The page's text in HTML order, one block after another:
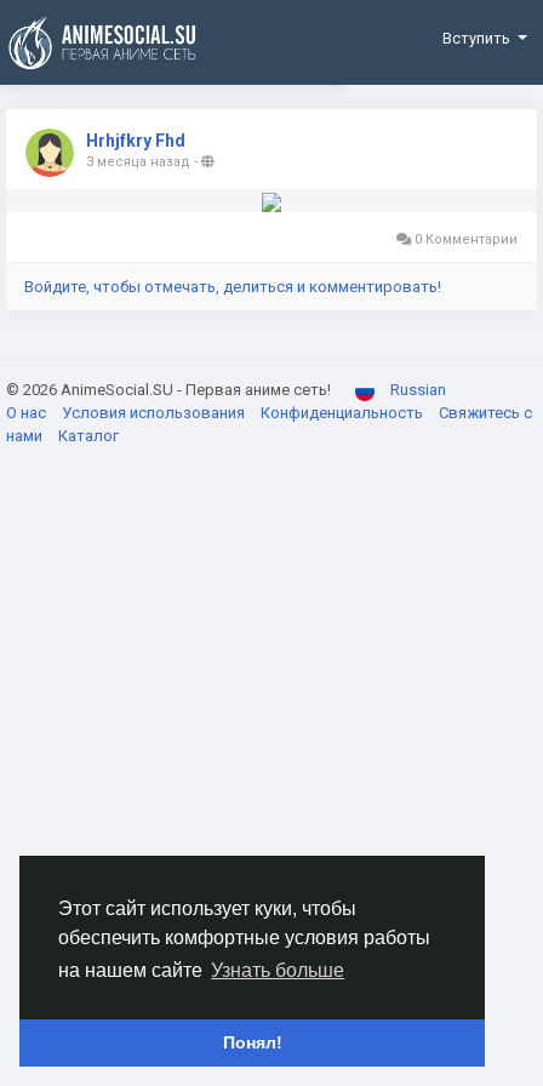
Этот сайт использует куки, чтобы
обеспечить комфортные условия работы
на нашем сайте Узнать больше
Понял!
Funding
Вступить
Hrhjfkry Fhd
3 месяца назад -
0 Комментарии
Войдите, чтобы отмечать, делиться и комментировать!
© 2026 AnimeSocial.SU - Первая аниме сеть!
Russian
О нас
Условия использования Конфиденциальность
Свяжитесь с
нами
Каталог